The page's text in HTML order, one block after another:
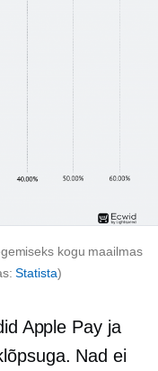
kogu maailmas
Statista)
Apple Pay ja
Nad ei